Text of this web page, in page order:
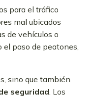
para el tráfico
mal ubicados
de vehículos o
paso de peatones,
sino que también
seguridad. Los